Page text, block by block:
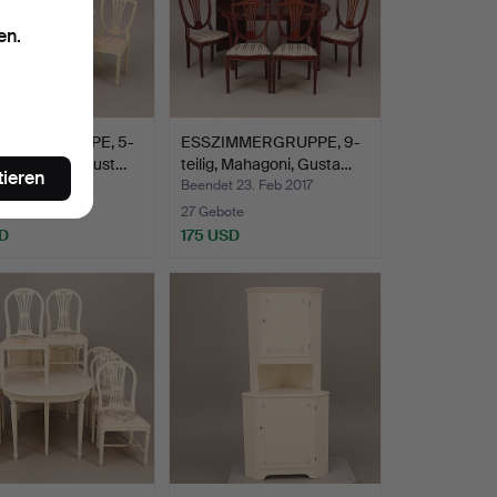
5-
Gust…
Mär 2017
ESSZIMMERGRUPPE, 9-
teilig, Mahagoni, Gusta…
Beendet 23. Feb 2017
27 Gebote
175 USD